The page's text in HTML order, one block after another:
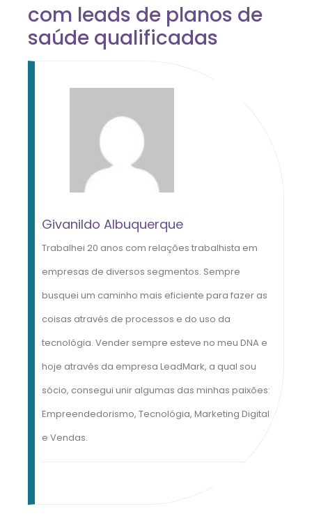
com leads de planos de
saúde qualificadas
Givanildo Albuquerque
Trabalhei 20 anos com relações trabalhista em
empresas de diversos segmentos. Sempre
busquei um caminho mais eficiente para fazer as
coisas através de processos e do uso da
tecnológia. Vender sempre esteve no meu DNA e
hoje através da empresa LeadMark, a qual sou
sócio, consegui unir algumas das minhas paixões:
Empreendedorismo, Tecnológia, Marketing Digital
e Vendas.